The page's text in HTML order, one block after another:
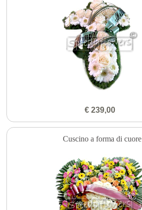
€ 239,00
Cuscino a forma di cuore